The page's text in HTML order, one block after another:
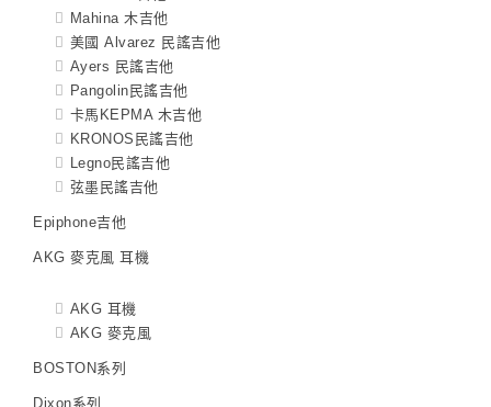
Mahina 木吉他
美國 Alvarez 民謠吉他
Ayers 民謠吉他
Pangolin民謠吉他
卡馬KEPMA 木吉他
KRONOS民謠吉他
Legno民謠吉他
弦墨民謠吉他
Epiphone吉他
AKG 麥克風 耳機
AKG 耳機
AKG 麥克風
BOSTON系列
Dixon系列